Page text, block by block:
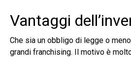
Vantaggi
Che sia un obbligo di legge o
grandi franchising. Il motivo è